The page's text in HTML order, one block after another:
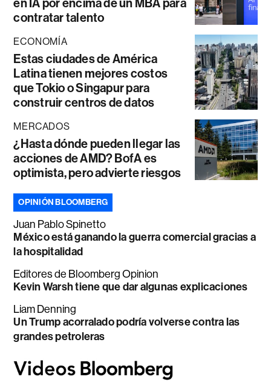
en IA por encima de un MBA para
contratar talento
ECONOMÍA
Estas ciudades de América
Latina tienen mejores costos
que Tokio o Singapur para
construir centros de datos
MERCADOS
¿Hasta dónde pueden llegar las
acciones de AMD? BofA es
optimista, pero advierte riesgos
OPINIÓN BLOOMBERG
Juan Pablo Spinetto
México está ganando la guerra comercial gracias a
la hospitalidad
Editores de Bloomberg Opinion
Kevin Warsh tiene que dar algunas explicaciones
Liam Denning
Un Trump acorralado podría volverse contra las
grandes petroleras